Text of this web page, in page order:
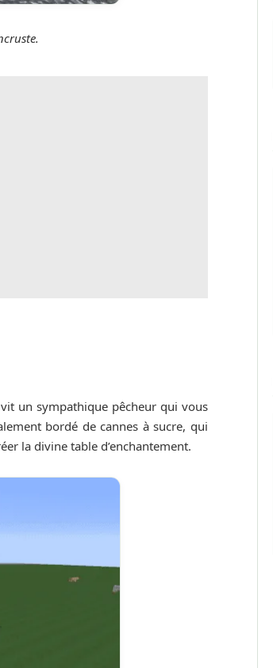
un sympathique pêcheur qui vous
bordé de cannes à sucre, qui
la divine table d’enchantement.